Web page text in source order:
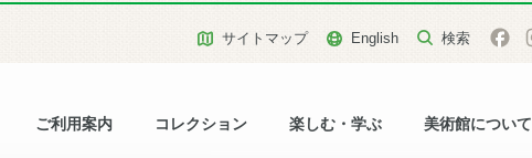
ご利用案内 コレクション 楽しむ・学ぶ 美術館について
サイトマップ English